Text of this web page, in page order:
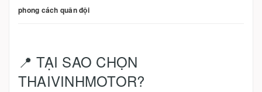
phong cách quân đội
📍 TẠI SAO CHỌN
THAIVINHMOTOR?